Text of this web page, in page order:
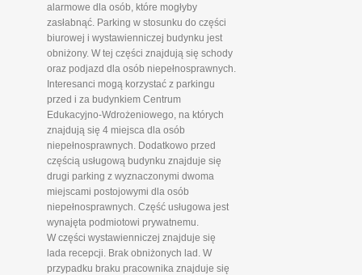
alarmowe dla osób, które mogłyby
zasłabnąć. Parking w stosunku do części
biurowej i wystawienniczej budynku jest
obniżony. W tej części znajdują się schody
oraz podjazd dla osób niepełnosprawnych.
Interesanci mogą korzystać z parkingu
przed i za budynkiem Centrum
Edukacyjno-Wdrożeniowego, na których
znajdują się 4 miejsca dla osób
niepełnosprawnych. Dodatkowo przed
częścią usługową budynku znajduje się
drugi parking z wyznaczonymi dwoma
miejscami postojowymi dla osób
niepełnosprawnych. Część usługowa jest
wynajęta podmiotowi prywatnemu.
W części wystawienniczej znajduje się
lada recepcji. Brak obniżonych lad. W
przypadku braku pracownika znajduje się